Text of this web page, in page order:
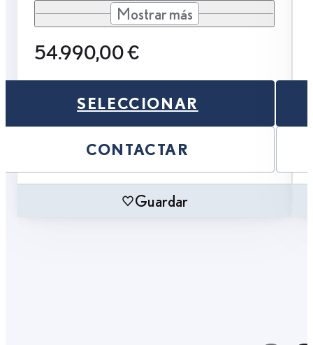
Mostrar más
54.990,00 €
SELECCIONAR
CONTACTAR
Guardar